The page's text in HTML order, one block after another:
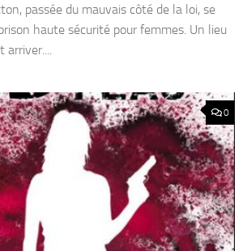
passée du mauvais côté de la loi, se
haute sécurité pour femmes. Un lieu
0